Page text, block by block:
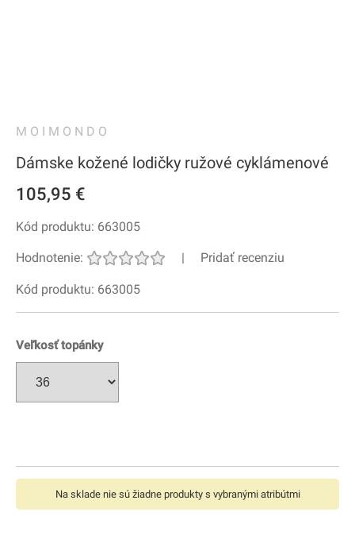
MOIMONDO
Dámske kožené lodičky ružové cyklámenové
105,95 €
Kód produktu: 663005
Hodnotenie: | Pridať recenziu
Kód produktu: 663005
Veľkosť topánky
Na sklade nie sú žiadne produkty s vybranými atribútmi